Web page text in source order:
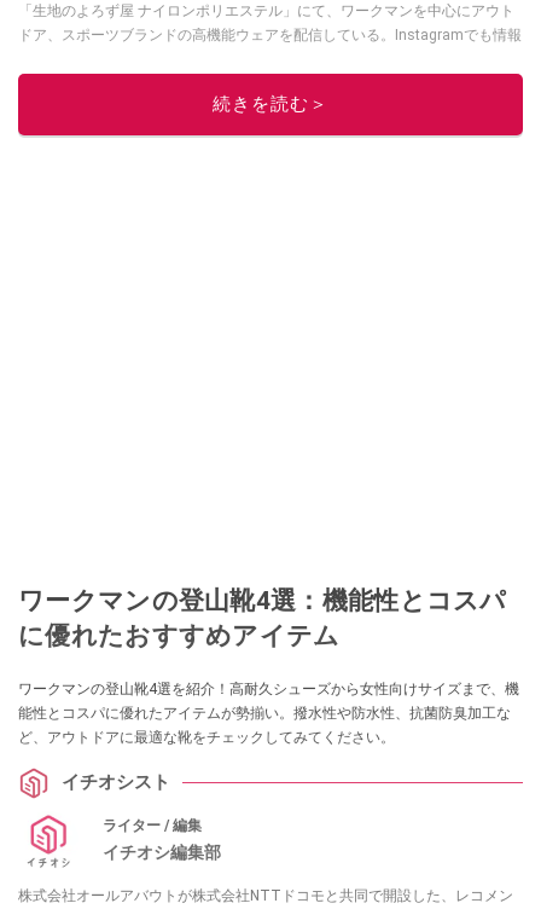
「生地のよろず屋 ナイロンポリエステル」にて、ワークマンを中心にアウト
ドア、スポーツブランドの高機能ウェアを配信している。Instagramでも情報
このイチオシストの他の記事を読む
続きを読む＞
ワークマンの登山靴4選：機能性とコスパ
に優れたおすすめアイテム
ワークマンの登山靴4選を紹介！高耐久シューズから女性向けサイズまで、機
能性とコスパに優れたアイテムが勢揃い。撥水性や防水性、抗菌防臭加工な
ど、アウトドアに最適な靴をチェックしてみてください。
イチオシスト
ライター / 編集
イチオシ編集部
株式会社オールアバウトが株式会社NTTドコモと共同で開設した、レコメン